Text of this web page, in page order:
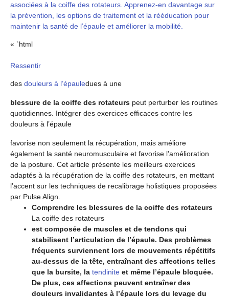
associées à la coiffe des rotateurs. Apprenez-en davantage sur
la prévention, les options de traitement et la rééducation pour
maintenir la santé de l’épaule et améliorer la mobilité.
« `html
Ressentir
des douleurs à l’épauledues à une
blessure de la coiffe des rotateurs peut perturber les routines
quotidiennes. Intégrer des exercices efficaces contre les
douleurs à l’épaule
favorise non seulement la récupération, mais améliore
également la santé neuromusculaire et favorise l’amélioration
de la posture. Cet article présente les meilleurs exercices
adaptés à la récupération de la coiffe des rotateurs, en mettant
l’accent sur les techniques de recalibrage holistiques proposées
par Pulse Align.
Comprendre les blessures de la coiffe des rotateurs
La coiffe des rotateurs
est composée de muscles et de tendons qui
stabilisent l’articulation de l’épaule. Des problèmes
fréquents surviennent lors de mouvements répétitifs
au-dessus de la tête, entraînant des affections telles
que la bursite, la tendinite et même l’épaule bloquée.
De plus, ces affections peuvent entraîner des
douleurs invalidantes à l’épaule lors du levage du